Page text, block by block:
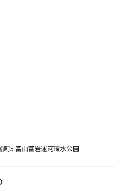
5 富山富岩運河環水公園